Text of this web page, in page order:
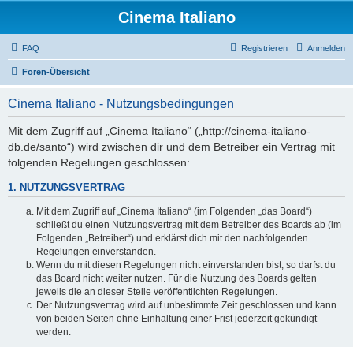
Cinema Italiano
FAQ Anmelden
Registrieren
Foren-Übersicht
Cinema Italiano - Nutzungsbedingungen
Mit dem Zugriff auf „Cinema Italiano“ („http://cinema-italiano-
db.de/santo“) wird zwischen dir und dem Betreiber ein Vertrag mit
folgenden Regelungen geschlossen:
1. NUTZUNGSVERTRAG
Mit dem Zugriff auf „Cinema Italiano“ (im Folgenden „das Board“)
schließt du einen Nutzungsvertrag mit dem Betreiber des Boards ab (im
Folgenden „Betreiber“) und erklärst dich mit den nachfolgenden
Regelungen einverstanden.
Wenn du mit diesen Regelungen nicht einverstanden bist, so darfst du
das Board nicht weiter nutzen. Für die Nutzung des Boards gelten
jeweils die an dieser Stelle veröffentlichten Regelungen.
Der Nutzungsvertrag wird auf unbestimmte Zeit geschlossen und kann
von beiden Seiten ohne Einhaltung einer Frist jederzeit gekündigt
werden.